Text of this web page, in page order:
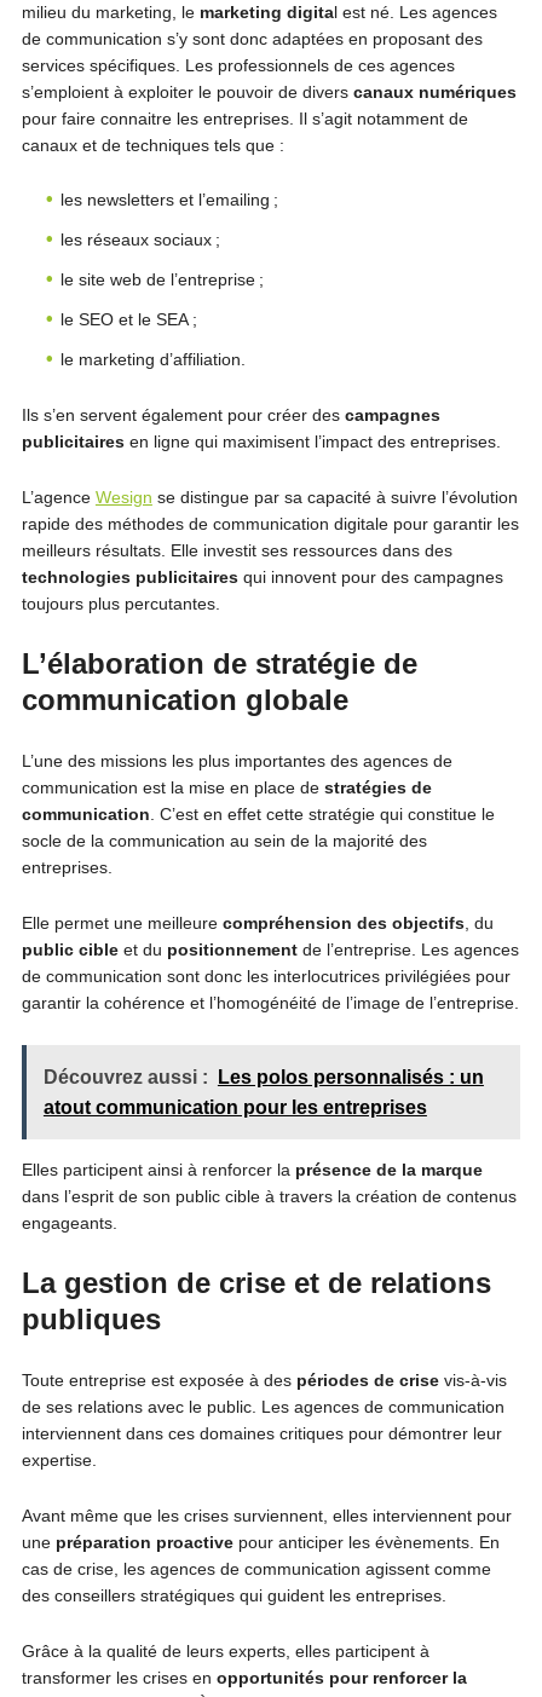
milieu du marketing, le marketing digital est né. Les agences
de communication s’y sont donc adaptées en proposant des
services spécifiques. Les professionnels de ces agences
s’emploient à exploiter le pouvoir de divers canaux numériques
pour faire connaitre les entreprises. Il s’agit notamment de
canaux et de techniques tels que :
les newsletters et l’emailing ;
les réseaux sociaux ;
le site web de l’entreprise ;
le SEO et le SEA ;
le marketing d’affiliation.
Ils s’en servent également pour créer des campagnes
publicitairesen ligne qui maximisent l’impact des entreprises.
L’agence Wesign se distingue par sa capacité à suivre l’évolution
rapide des méthodes de communication digitale pour garantir les
meilleurs résultats. Elle investit ses ressources dans des
technologies publicitairesqui innovent pour des campagnes
toujours plus percutantes.
L’élaboration de stratégie de
communication globale
L’une des missions les plus importantes des agences de
communication est la mise en place de stratégies de
communication . C’est en effet cette stratégie qui constitue le
socle de la communication au sein de la majorité des
entreprises.
Elle permet une meilleure compréhension des objectifs, du
public cibleet du positionnementde l’entreprise. Les agences
de communication sont donc les interlocutrices privilégiées pour
garantir la cohérence et l’homogénéité de l’image de l’entreprise.
Découvrez aussi :
Les polos personnalisés : un
atout communication pour les entreprises
Elles participent ainsi à renforcer la présence de la marque
dans l’esprit de son public cible à travers la création de contenus
engageants.
La gestion de crise et de relations
publiques
Toute entreprise est exposée à des périodes de crisevis-à-vis
de ses relations avec le public. Les agences de communication
interviennent dans ces domaines critiques pour démontrer leur
expertise.
Avant même que les crises surviennent, elles interviennent pour
une préparation proactivepour anticiper les évènements. En
cas de crise, les agences de communication agissent comme
des conseillers stratégiques qui guident les entreprises.
Grâce à la qualité de leurs experts, elles participent à
transformer les crises en opportunités pour renforcer la